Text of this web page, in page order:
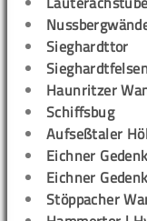
Sieghardttor
Haunritzer
Schiffsbug
Aufseßtaler
Eichner
Eichner
Stöppacher